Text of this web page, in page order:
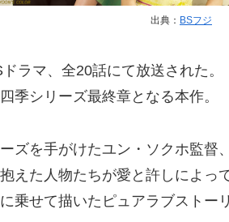
出典： BSフジ
ラマ、全20話にて放送された
季シリーズ最終章となる本作。
ズを手がけたユン・ソクホ監督
えた人物たちが愛と許しによっ
乗せて描いたピュアラブストーリ